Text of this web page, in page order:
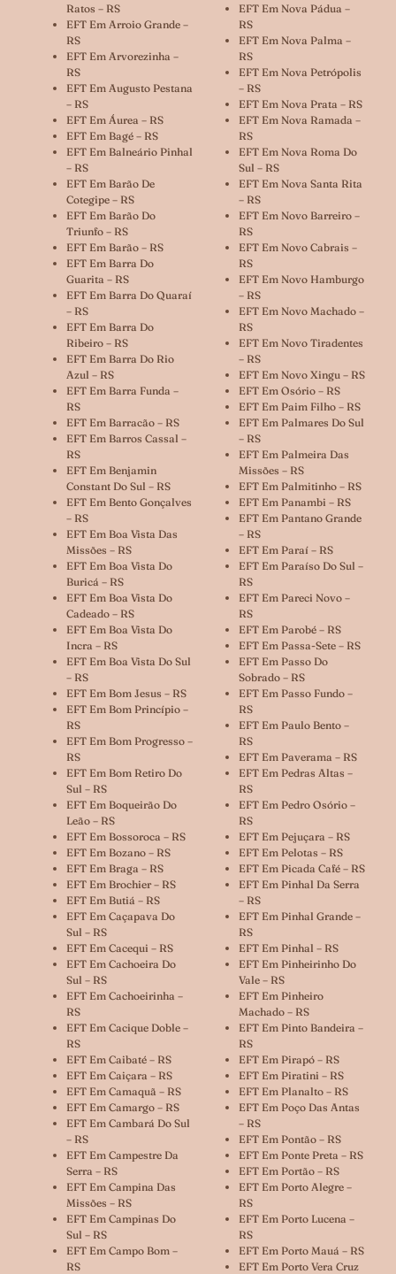
Ratos – RS
EFT Em Arroio Grande –
RS
EFT Em Arvorezinha –
RS
EFT Em Augusto Pestana
– RS
EFT Em Áurea – RS
EFT Em Bagé – RS
EFT Em Balneário Pinhal
– RS
EFT Em Barão De
Cotegipe – RS
EFT Em Barão Do
Triunfo – RS
EFT Em Barão – RS
EFT Em Barra Do
Guarita – RS
EFT Em Barra Do Quaraí
– RS
EFT Em Barra Do
Ribeiro – RS
EFT Em Barra Do Rio
Azul – RS
EFT Em Barra Funda –
RS
EFT Em Barracão – RS
EFT Em Barros Cassal –
RS
EFT Em Benjamin
Constant Do Sul – RS
EFT Em Bento Gonçalves
– RS
EFT Em Boa Vista Das
Missões – RS
EFT Em Boa Vista Do
Buricá – RS
EFT Em Boa Vista Do
Cadeado – RS
EFT Em Boa Vista Do
Incra – RS
EFT Em Boa Vista Do Sul
– RS
EFT Em Bom Jesus – RS
EFT Em Bom Princípio –
RS
EFT Em Bom Progresso –
RS
EFT Em Bom Retiro Do
Sul – RS
EFT Em Boqueirão Do
Leão – RS
EFT Em Bossoroca – RS
EFT Em Bozano – RS
EFT Em Braga – RS
EFT Em Brochier – RS
EFT Em Butiá – RS
EFT Em Caçapava Do
Sul – RS
EFT Em Cacequi – RS
EFT Em Cachoeira Do
Sul – RS
EFT Em Cachoeirinha –
RS
EFT Em Cacique Doble –
RS
EFT Em Caibaté – RS
EFT Em Caiçara – RS
EFT Em Camaquã – RS
EFT Em Camargo – RS
EFT Em Cambará Do Sul
– RS
EFT Em Campestre Da
Serra – RS
EFT Em Campina Das
Missões – RS
EFT Em Campinas Do
Sul – RS
EFT Em Campo Bom –
RS
EFT Em Nova Pádua –
RS
EFT Em Nova Palma –
RS
EFT Em Nova Petrópolis
– RS
EFT Em Nova Prata – RS
EFT Em Nova Ramada –
RS
EFT Em Nova Roma Do
Sul – RS
EFT Em Nova Santa Rita
– RS
EFT Em Novo Barreiro –
RS
EFT Em Novo Cabrais –
RS
EFT Em Novo Hamburgo
– RS
EFT Em Novo Machado –
RS
EFT Em Novo Tiradentes
– RS
EFT Em Novo Xingu – RS
EFT Em Osório – RS
EFT Em Paim Filho – RS
EFT Em Palmares Do Sul
– RS
EFT Em Palmeira Das
Missões – RS
EFT Em Palmitinho – RS
EFT Em Panambi – RS
EFT Em Pantano Grande
– RS
EFT Em Paraí – RS
EFT Em Paraíso Do Sul –
RS
EFT Em Pareci Novo –
RS
EFT Em Parobé – RS
EFT Em Passa-Sete – RS
EFT Em Passo Do
Sobrado – RS
EFT Em Passo Fundo –
RS
EFT Em Paulo Bento –
RS
EFT Em Paverama – RS
EFT Em Pedras Altas –
RS
EFT Em Pedro Osório –
RS
EFT Em Pejuçara – RS
EFT Em Pelotas – RS
EFT Em Picada Café – RS
EFT Em Pinhal Da Serra
– RS
EFT Em Pinhal Grande –
RS
EFT Em Pinhal – RS
EFT Em Pinheirinho Do
Vale – RS
EFT Em Pinheiro
Machado – RS
EFT Em Pinto Bandeira –
RS
EFT Em Pirapó – RS
EFT Em Piratini – RS
EFT Em Planalto – RS
EFT Em Poço Das Antas
– RS
EFT Em Pontão – RS
EFT Em Ponte Preta – RS
EFT Em Portão – RS
EFT Em Porto Alegre –
RS
EFT Em Porto Lucena –
RS
EFT Em Porto Mauá – RS
EFT Em Porto Vera Cruz